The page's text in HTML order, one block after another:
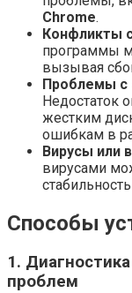
Chrome.
Конфликты
программы
вызывая
Проблемы с
Недостаток
жестким
ошибкам в
Вирусы или
вирусами
Способы
1.
проблем